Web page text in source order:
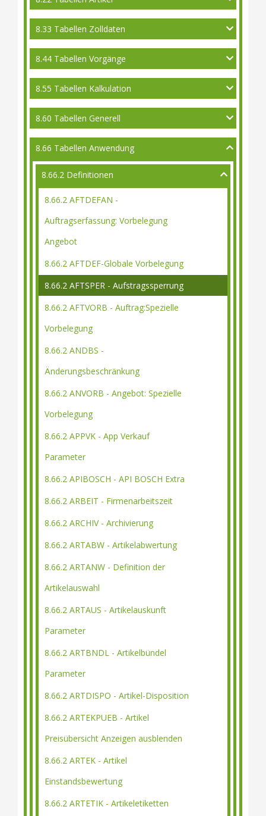
8.33 Tabellen Zolldaten
8.44 Tabellen Vorgänge
8.55 Tabellen Kalkulation
8.60 Tabellen Generell
8.66 Tabellen Anwendung
8.66.2 Definitionen
8.66.2 AFTDEFAN -
Auftragserfassung: Vorbelegung
Angebot
8.66.2 AFTDEF-Globale Vorbelegung
8.66.2 AFTSPER - Aufstragssperrung
8.66.2 AFTVORB - Auftrag:Spezielle
Vorbelegung
8.66.2 ANDBS -
Änderungsbeschränkung
8.66.2 ANVORB - Angebot: Spezielle
Vorbelegung
8.66.2 APPVK - App Verkauf
Parameter
8.66.2 APIBOSCH - API BOSCH Extra
8.66.2 ARBEIT - Firmenarbeitszeit
8.66.2 ARCHIV - Archivierung
8.66.2 ARTABW - Artikelabwertung
8.66.2 ARTANW - Definition der
Artikelauswahl
8.66.2 ARTAUS - Artikelauskunft
Parameter
8.66.2 ARTBNDL - Artikelbündel
Parameter
8.66.2 ARTDISPO - Artikel-Disposition
8.66.2 ARTEKPUEB - Artikel
Preisübersicht Anzeigen ausblenden
8.66.2 ARTEK - Artikel
Einstandsbewertung
8.66.2 ARTETIK - Artikeletiketten